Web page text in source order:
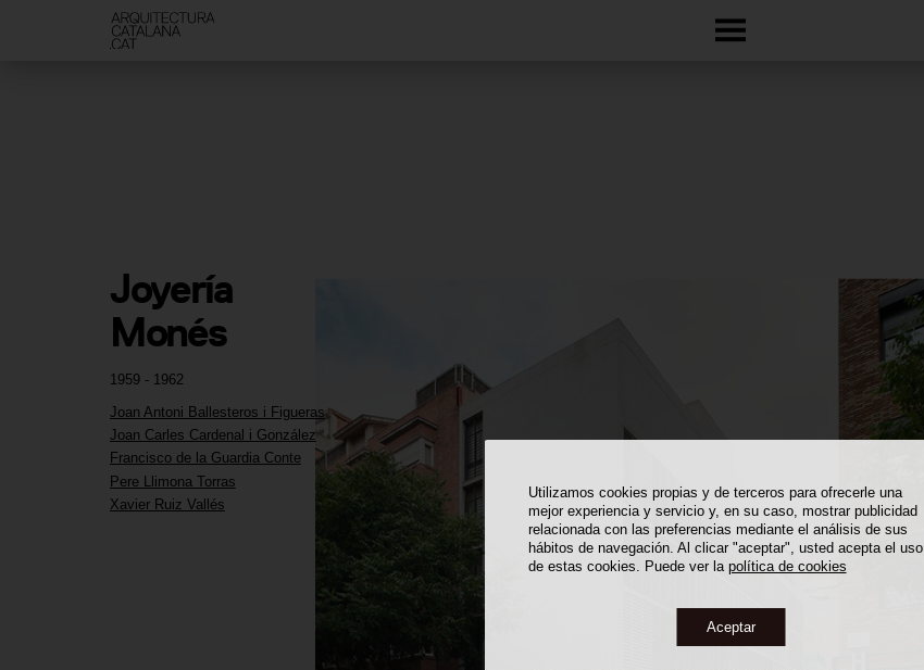
Utilizamos cookies propias y de terceros para ofrecerle una
mejor experiencia y servicio y, en su caso, mostrar publicidad
relacionada con las preferencias mediante el análisis de sus
hábitos de navegación. Al clicar "aceptar", usted acepta el uso
de estas cookies. Puede ver la política de cookies
Aceptar
1959 - 1962
Joan Antoni Ballesteros i Figueras
Joan Carles Cardenal i González
Francisco de la Guardia Conte
Pere Llimona Torras
Xavier Ruiz Vallés
Joyería
Monés